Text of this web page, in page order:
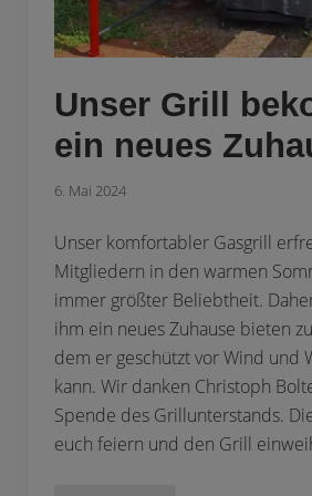
b
e
n
Unser Grill
ein neues
6. Mai 2024
Unser komfortabler Gasgrill
Mitgliedern in den warmen
immer größter Beliebtheit.
ihm ein neues Zuhause bieten
dem er geschützt vor Wind und
kann. Wir danken Christoph
Spende des Grillunterstands.
euch feiern und den Grill